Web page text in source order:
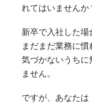
れてはいませんか
新卒で入社した場
まだまだ業務に慣
気づかないうちに
ません。
ですが、あなた